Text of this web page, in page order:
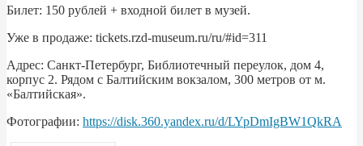
Билет: 150 рублей + входной билет в музей.
Уже в продаже: tickets.rzd-museum.ru/ru/#id=311
Адрес: Санкт-Петербург, Библиотечный переулок, дом 4,
корпус 2. Рядом с Балтийским вокзалом, 300 метров от м.
«Балтийская».
Фотографии: https://disk.360.yandex.ru/d/LYpDmIgBW1QkRA